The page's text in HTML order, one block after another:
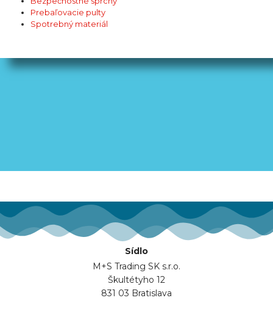
Prebaľovacie pulty
Spotrebný materiál
Sídlo
M+S Trading SK s.r.o.
Škultétyho 12
831 03 Bratislava